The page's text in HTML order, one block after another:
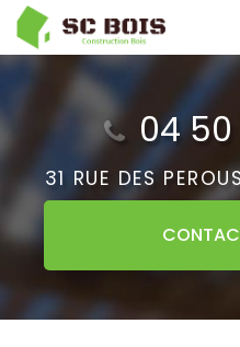
Aller
au
contenu
principal
04
31 RUE DES